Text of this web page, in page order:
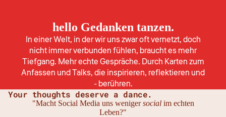
hello Gedanken tanzen.
In einer Welt, in der wir uns zwar oft vernetzt, doch
nicht immer verbunden fühlen, braucht es mehr
Tiefgang. Mehr echte Gespräche. Durch Karten zum
Anfassen und Talks, die inspirieren, reflektieren und
- berühren.
Your thoughts deserve a dance.
"Macht Social Media uns wenigersocialim echten
Leben?"